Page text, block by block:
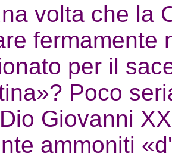
volta che la
fermamente
per il
Poco
Giovanni
ammoniti